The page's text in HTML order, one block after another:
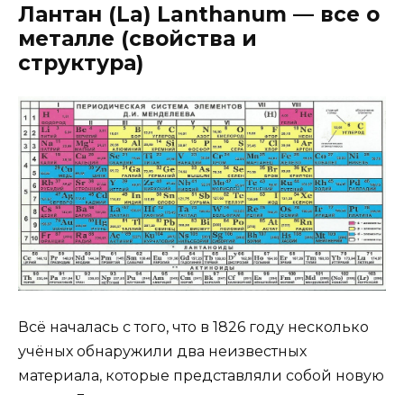
Лантан (La) Lanthanum — все о
металле (свойства и
структура)
Всё началась с того, что в 1826 году несколько
учёных обнаружили два неизвестных
материала, которые представляли собой новую